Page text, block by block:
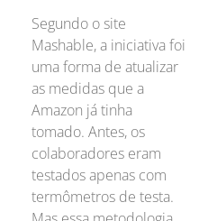
Segundo o site
Mashable, a iniciativa foi
uma forma de atualizar
as medidas que a
Amazon já tinha
tomado. Antes, os
colaboradores eram
testados apenas com
termômetros de testa.